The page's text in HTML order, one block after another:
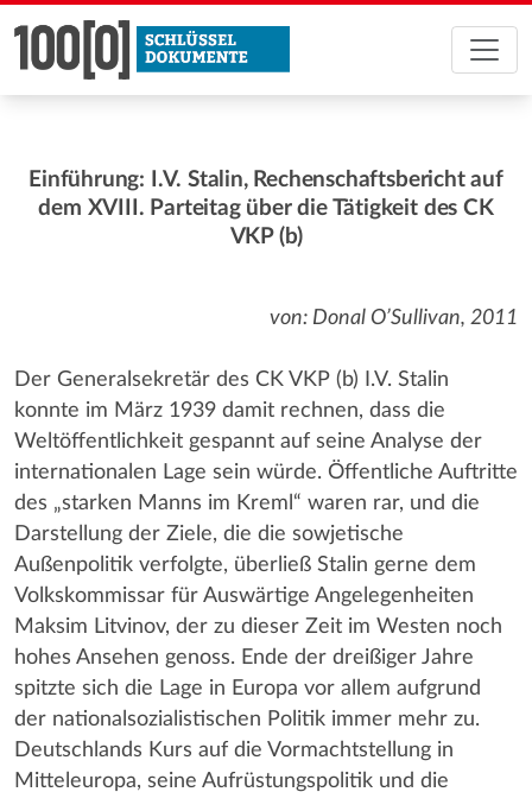
Einführung: I.V. Stalin, Rechenschaftsbericht auf
dem XVIII. Parteitag über die Tätigkeit des CK
VKP (b)
von: Donal O’Sullivan, 2011
Der Generalsekretär des CK VKP (b) I.V. Stalin
konnte im März 1939 damit rechnen, dass die
Weltöffentlichkeit gespannt auf seine Analyse der
internationalen Lage sein würde. Öffentliche Auftritte
des „starken Manns im Kreml“ waren rar, und die
Darstellung der Ziele, die die sowjetische
Außenpolitik verfolgte, überließ Stalin gerne dem
Volkskommissar für Auswärtige Angelegenheiten
Maksim Litvinov, der zu dieser Zeit im Westen noch
hohes Ansehen genoss. Ende der dreißiger Jahre
spitzte sich die Lage in Europa vor allem aufgrund
der nationalsozialistischen Politik immer mehr zu.
Deutschlands Kurs auf die Vormachtstellung in
Mitteleuropa, seine Aufrüstungspolitik und die